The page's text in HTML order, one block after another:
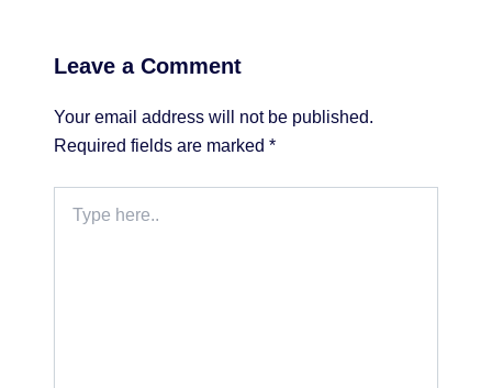
Leave a Comment
Your email address will not be published.
Required fields are marked *
here..